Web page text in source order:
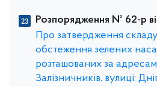
Розпорядження № 62-р
Про затвердження складу
обстеження зелених
розташованих за
Залізничників, вулиці: